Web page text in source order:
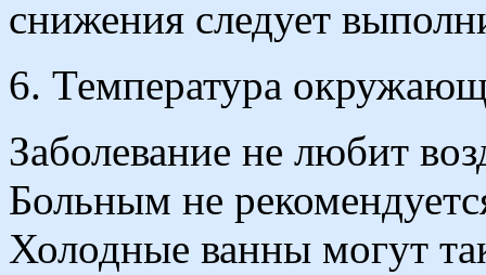
снижения следует
6. Температура
Заболевание не любит
Больным не
Холодные ванны могут